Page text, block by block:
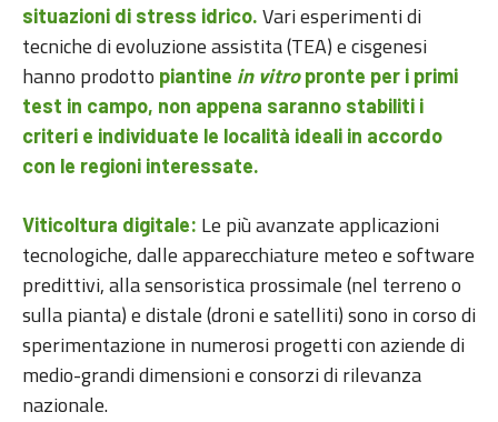
situazioni di stress idrico. Vari esperimenti di
tecniche di evoluzione assistita (TEA) e cisgenesi
hanno prodotto piantine in vitropronte per i primi
test in campo, non appena saranno stabiliti i
criteri e individuate le località ideali in accordo
con le regioni interessate.
Viticoltura digitale: Le più avanzate applicazioni
tecnologiche, dalle apparecchiature meteo e software
predittivi, alla sensoristica prossimale (nel terreno o
sulla pianta) e distale (droni e satelliti) sono in corso di
sperimentazione in numerosi progetti con aziende di
medio-grandi dimensioni e consorzi di rilevanza
nazionale.